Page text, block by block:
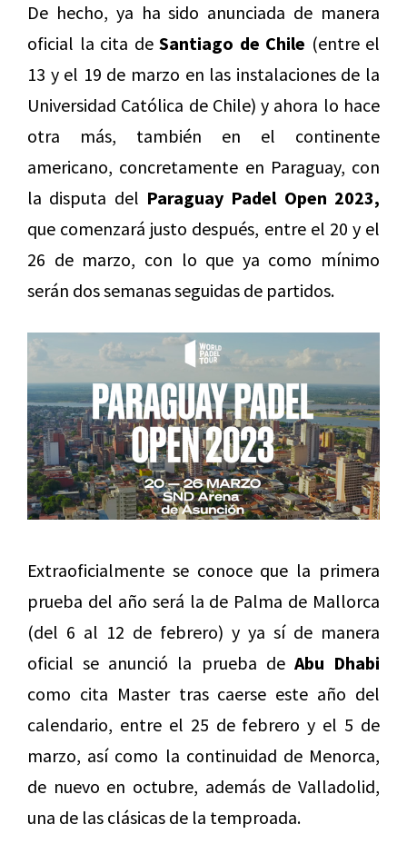
De hecho, ya ha sido anunciada de manera
oficial la cita de Santiago de Chile (entre el
13 y el 19 de marzo en las instalaciones de la
Universidad Católica de Chile) y ahora lo hace
otra más, también en el continente
americano, concretamente en Paraguay, con
la disputa del Paraguay Padel Open 2023,
que comenzará justo después, entre el 20 y el
26 de marzo, con lo que ya como mínimo
serán dos semanas seguidas de partidos.
Extraoficialmente se conoce que la primera
prueba del año será la de Palma de Mallorca
(del 6 al 12 de febrero) y ya sí de manera
oficial se anunció la prueba de Abu Dhabi
como cita Master tras caerse este año del
calendario, entre el 25 de febrero y el 5 de
marzo, así como la continuidad de Menorca,
de nuevo en octubre, además de Valladolid,
una de las clásicas de la temproada.